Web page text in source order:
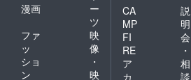
漫画
ー
ツ
ファ
ッ
ショ
ン
映
像
・
映
CA
MP
FI
RE
ア
カ
説
明
会
・
相
談